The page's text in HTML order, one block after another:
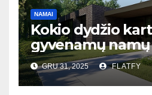
NAMAI
Kokio dydžio
gyvenamų
populiariausi
GRU 31, 2025 FLATFY